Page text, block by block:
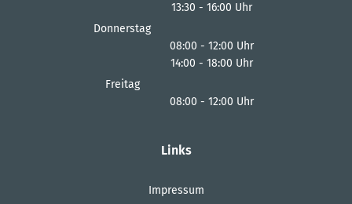
Von 08:00 bis 12:00 Uhr
13:30 - 16:00 Uhr
Donnerstag
08:00 - 12:00 Uhr
Von 08:00 bis 12:00 Uhr
14:00 - 18:00 Uhr
Freitag
08:00 - 12:00 Uhr
Links
Impressum